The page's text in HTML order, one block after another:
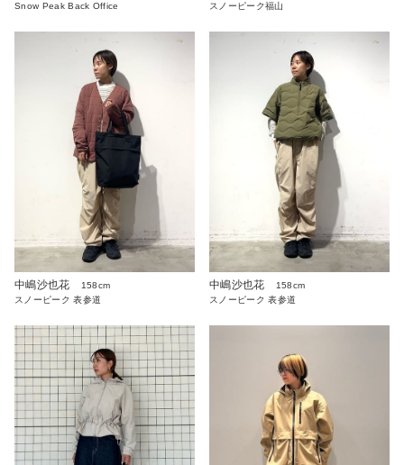
Snow Peak Back Office
スノーピーク福山
中嶋沙也花
158cm
スノーピーク 表参道
中嶋沙也花
158cm
スノーピーク 表参道